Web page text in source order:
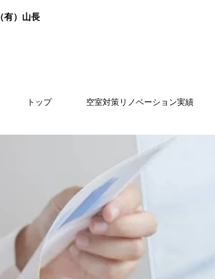
有）山長
トップ 空室対策リノベーション実績